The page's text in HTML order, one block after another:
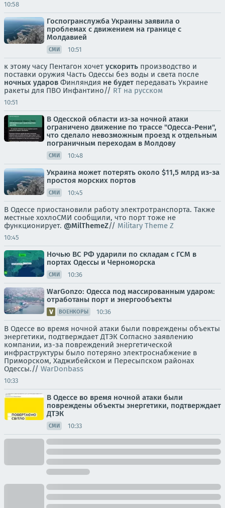
10:58
Госпогранслужба Украины заявила о
проблемах с движением на границе с
Молдавией
СМИ 10:51
к этому часу Пентагон хочет ускорить производство и
поставки оружия Часть Одессы без воды и света после
ночных ударов Финляндия не будет передавать Украине
ракеты для ПВО Инфантино// RT на русском
10:51
В Одесской области из-за ночной атаки
ограничено движение по трассе "Одесса-Рени",
что сделало невозможным проезд к отдельным
пограничным переходам в Молдову
СМИ 10:48
Украина может потерять около $11,5 млрд из-за
простоя морских портов
СМИ 10:45
В Одессе приостановили работу электротранспорта. Также
местные хохлоСМИ сообщили, что порт тоже не
функционирует. @MilThemeZ// Military Theme Z
10:45
Ночью ВС РФ ударили по складам с ГСМ в
портах Одессы и Черноморска
СМИ 10:36
WarGonzo: Одесса под массированным ударом:
отработаны порт и энергообъекты
ВОЕНКОРЫ 10:36
В Одессе во время ночной атаки были повреждены объекты
энергетики, подтверждает ДТЭК Согласно заявлению
компании, из-за повреждений энергетической
инфраструктуры было потеряно электроснабжение в
Приморском, Хаджибейском и Пересыпском районах
Одессы.// WarDonbass
10:33
В Одессе во время ночной атаки были
повреждены объекты энергетики, подтверждает
ДТЭК
СМИ 10:33